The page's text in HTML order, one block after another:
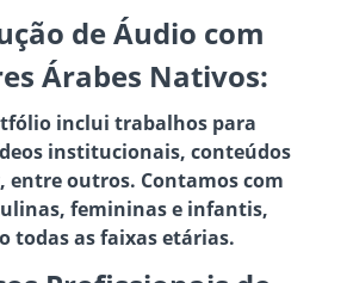
de Áudio com
Árabes Nativos:
inclui trabalhos para
institucionais, conteúdos
entre outros. Contamos com
femininas e infantis,
todas as faixas etárias.